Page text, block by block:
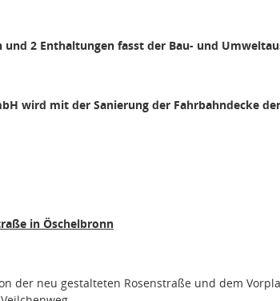
2 Enthaltungen fasst der Bau- und
wird mit der Sanierung der Fahrbahndecke
in Öschelbronn
der neu gestalteten Rosenstraße und dem